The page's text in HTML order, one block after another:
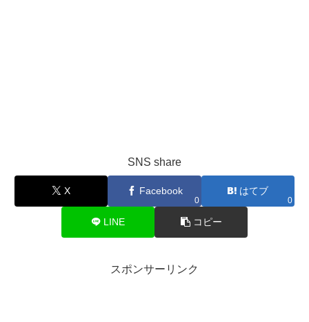
SNS share
X Facebook
0
はてブ
0
LINE コピー
スポンサーリンク